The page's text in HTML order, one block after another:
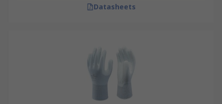
Datasheets